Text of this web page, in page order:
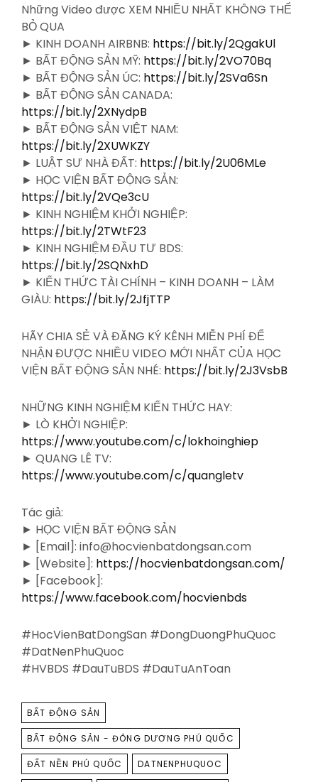
Những Video được XEM NHIỀU NHẤT KHÔNG THỂ
BỎ QUA
► KINH DOANH AIRBNB: https://bit.ly/2QgakUl
► BẤT ĐỘNG SẢN MỸ: https://bit.ly/2VO70Bq
► BẤT ĐỘNG SẢN ÚC: https://bit.ly/2SVa6Sn
► BẤT ĐỘNG SẢN CANADA:
https://bit.ly/2XNydpB
► BẤT ĐỘNG SẢN VIỆT NAM:
https://bit.ly/2XUWKZY
► LUẬT SƯ NHÀ ĐẤT: https://bit.ly/2U06MLe
► HỌC VIỆN BẤT ĐỘNG SẢN:
https://bit.ly/2VQe3cU
► KINH NGHIỆM KHỞI NGHIỆP:
https://bit.ly/2TWtF23
► KINH NGHIỆM ĐẦU TƯ BDS:
https://bit.ly/2SQNxhD
► KIẾN THỨC TÀI CHÍNH – KINH DOANH – LÀM
GIÀU: https://bit.ly/2JfjTTP
HÃY CHIA SẺ VÀ ĐĂNG KÝ KÊNH MIỄN PHÍ ĐỂ
NHẬN ĐƯỢC NHIỀU VIDEO MỚI NHẤT CỦA HỌC
VIỆN BẤT ĐỘNG SẢN NHÉ: https://bit.ly/2J3VsbB
NHỮNG KINH NGHIỆM KIẾN THỨC HAY:
► LÒ KHỞI NGHIỆP:
https://www.youtube.com/c/lokhoinghiep
► QUANG LÊ TV:
https://www.youtube.com/c/quangletv
Tác giả:
► HỌC VIỆN BẤT ĐỘNG SẢN
► [Email]: info@hocvienbatdongsan.com
► [Website]: https://hocvienbatdongsan.com/
► [Facebook]:
https://www.facebook.com/hocvienbds
#HocVienBatDongSan #DongDuongPhuQuoc
#DatNenPhuQuoc
#HVBDS #DauTuBDS #DauTuAnToan
TAGS
BẤT ĐỘNG SẢN
BẤT ĐỘNG SẢN - ĐÔNG DƯƠNG PHÚ QUỐC
ĐẤT NỀN PHÚ QUỐC DATNENPHUQUOC